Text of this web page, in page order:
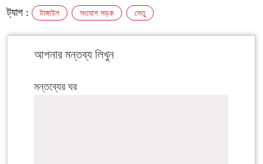
ট্যাগ : টাঙ্গাইল সংযোগ সড়ক সেতু
আপনার মন্তব্য লিখুন
মন্তব্যের ঘর